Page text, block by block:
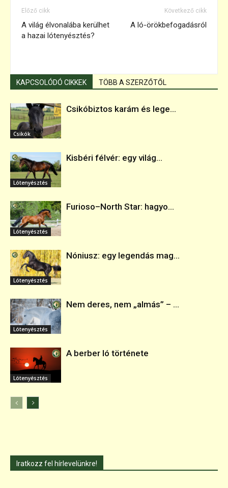
Előző cikk
A világ élvonalába kerülhet
a hazai lótenyésztés?
Következő cikk
A ló-örökbefogadásról
KAPCSOLÓDÓ CIKKEK TÖBB A SZERZŐTŐL
Csikók
Csikóbiztos karám és lege...
Lótenyésztés
Kisbéri félvér: egy világ...
Lótenyésztés
Furioso–North Star: hagyo...
Lótenyésztés
Nóniusz: egy legendás mag...
Lótenyésztés
Nem deres, nem „almás” – ...
Lótenyésztés
A berber ló története
Iratkozz fel hírlevelünkre!